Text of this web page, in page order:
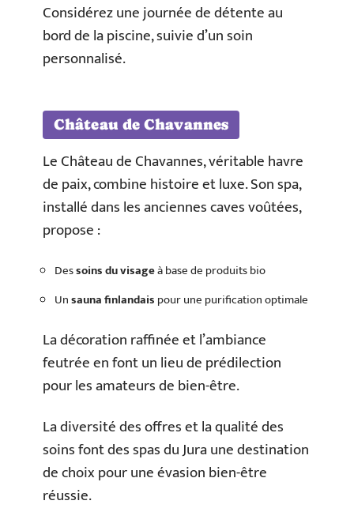
Considérez une journée de détente au
bord de la piscine, suivie d’un soin
personnalisé.
Château de Chavannes
Le Château de Chavannes, véritable havre
de paix, combine histoire et luxe. Son spa,
installé dans les anciennes caves voûtées,
propose :
Dessoins du visageà base de produits bio
Unsauna finlandais pour une purification optimale
La décoration raffinée et l’ambiance
feutrée en font un lieu de prédilection
pour les amateurs de bien-être.
La diversité des offres et la qualité des
soins font des spas du Jura une destination
de choix pour une évasion bien-être
réussie.